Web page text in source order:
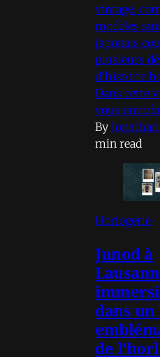
vintage,
modèles
japonais
plusieurs
d'histoire
Dans cette
vous
By
min read
Horlogerie
Junod à
dans
de